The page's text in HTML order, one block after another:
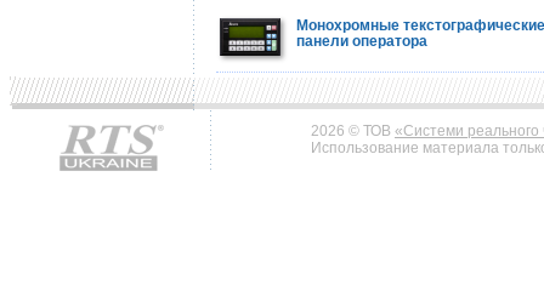
Монохромные текстографические
панели оператора
2026 © ТОВ «Системи реального
Использование материала